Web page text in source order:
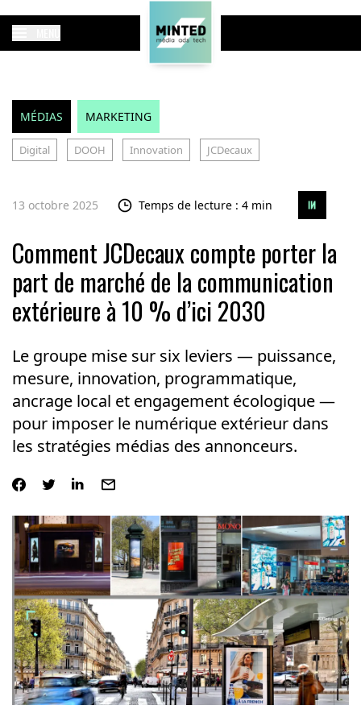
MÉDIAS MARKETING
Digital DOOH Innovation JCDecaux
13 octobre 2025 Temps de lecture : 4 min
Comment JCDecaux compte porter la
part de marché de la communication
extérieure à 10 % d’ici 2030
Le groupe mise sur six leviers — puissance,
mesure, innovation, programmatique,
ancrage local et engagement écologique —
pour imposer le numérique extérieur dans
les stratégies médias des annonceurs.